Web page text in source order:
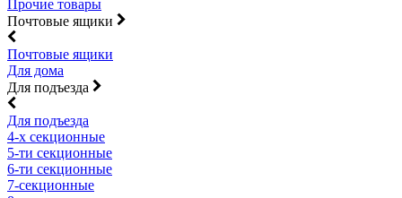
Прочие товары
Почтовые ящики
Почтовые ящики
Для дома
Для подъезда
Для подъезда
4-х секционные
5-ти секционные
6-ти секционные
7-секционные